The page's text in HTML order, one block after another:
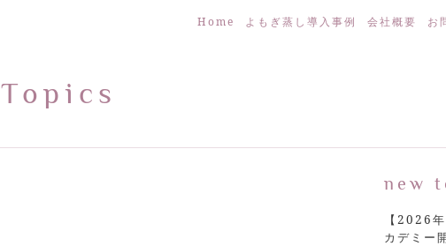
Home よもぎ蒸し導入事例 会社概要 お
Topics
new
【2026
カデミー